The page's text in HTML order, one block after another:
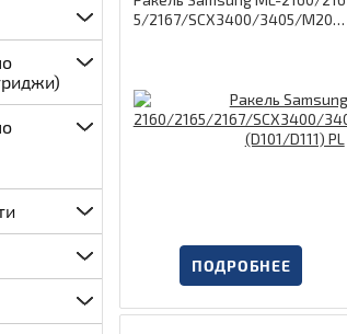
5/2167/SCX3400/3405/M202
ПОДРОБНЕЕ